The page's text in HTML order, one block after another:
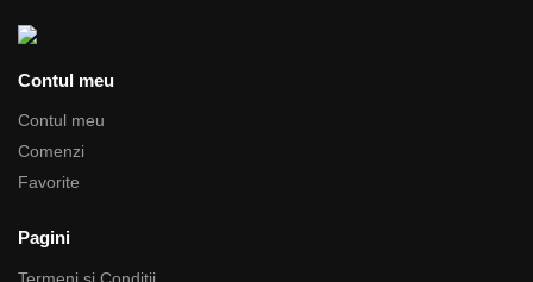
Contul meu
Contul meu
Comenzi
Favorite
Pagini
Termeni si Conditii